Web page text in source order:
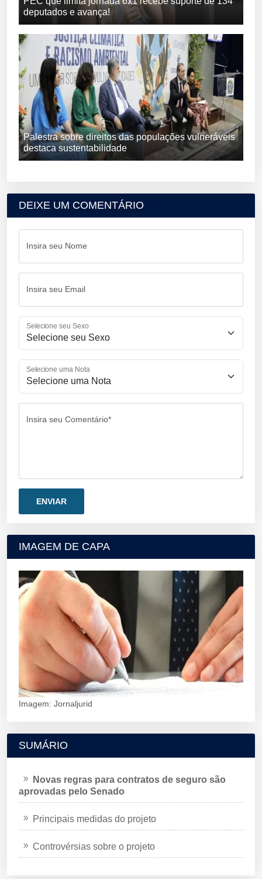
deputados e avança!
Palestra sobre direitos das populações vulneráveis
destaca sustentabilidade
DEIXE UM COMENTÁRIO
Insira seu Nome
Insira seu Email
Selecione seu Sexo
Selecione uma Nota
Insira seu Comentário*
IMAGEM DE CAPA
Imagem: Jornaljurid
SUMÁRIO
Novas regras para contratos de seguro são
aprovadas pelo Senado
Principais medidas do projeto
Controvérsias sobre o projeto